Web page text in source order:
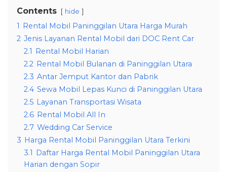
Contents hide
1 Rental Mobil Paninggilan Utara Harga Murah
2 Jenis Layanan Rental Mobil dari DOC Rent Car
2.1 Rental Mobil Harian
2.2 Rental Mobil Bulanan di Paninggilan Utara
2.3 Antar Jemput Kantor dan Pabrik
2.4 Sewa Mobil Lepas Kunci di Paninggilan Utara
2.5 Layanan Transportasi Wisata
2.6 Rental Mobil All In
2.7 Wedding Car Service
3 Harga Rental Mobil Paninggilan Utara Terkini
3.1 Daftar Harga Rental Mobil Paninggilan Utara
Harian dengan Sopir